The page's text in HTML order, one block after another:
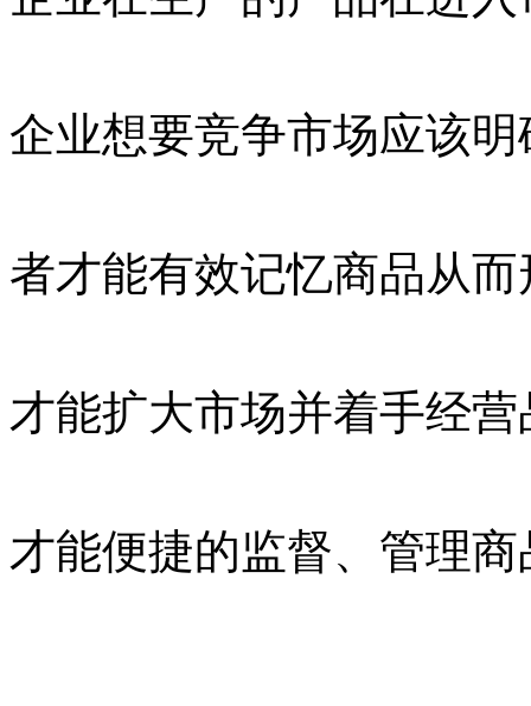
企业想要竞争市场应该
者才能有效记忆商品从
才能扩大市场并着手经
才能便捷的监督、管理